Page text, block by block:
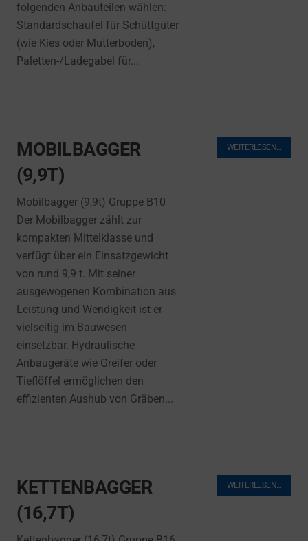
folgenden Anbauteilen wählen:
Standardschaufel für Schüttgüter
(wie Kies oder Mutterboden),
Paletten-/Ladegabel für...
MOBILBAGGER
(9,9T)
Mobilbagger (9,9t) Gruppe B10
Der Mobilbagger zählt zur
kompakten Mittelklasse und
verfügt über ein Einsatzgewicht
von rund 9,9 t. Mit seiner
ausgewogenen Kombination aus
Leistung und Wendigkeit ist er
vielseitig im Bauwesen
einsetzbar. Hydraulische
Anbaugeräte wie Greifer oder
Tieflöffel ermöglichen den
effizienten Aushub von Gräben...
WEITERLESEN…
KETTENBAGGER
(16,7T)
WEITERLESEN…